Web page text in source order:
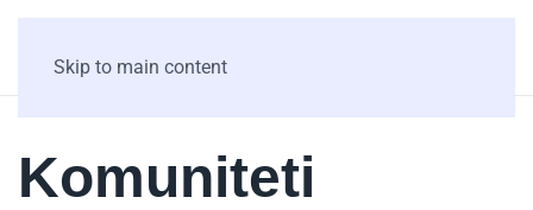
Skip to main content
Komuniteti